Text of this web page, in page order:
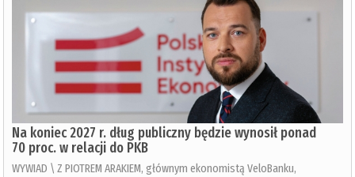
Na koniec 2027 r. dług publiczny będzie wynosił ponad
70 proc. w relacji do PKB
WYWIAD \ Z PIOTREM ARAKIEM, głównym ekonomistą VeloBanku,